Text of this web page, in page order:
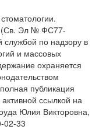
(Св. Эл № ФС77-
по надзору в
и массовых
охраняется
публикация
ссылкой на
Юлия Викторовна,
02-33